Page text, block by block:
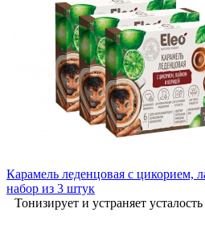
Карамель леденцовая с цикорием,
набор из 3 штук
Тонизирует и устраняет усталость